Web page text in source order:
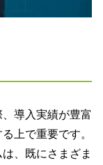
導入実績が豊富
上で重要です。
、既にさまざま